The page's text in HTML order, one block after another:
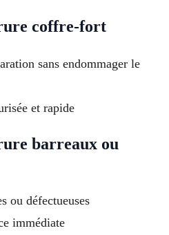
coffre-fort
sans endommager le
et rapide
barreaux ou
ou défectueuses
immédiate